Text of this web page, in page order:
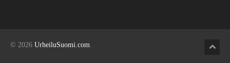
© 2026 UrheiluSuomi.com